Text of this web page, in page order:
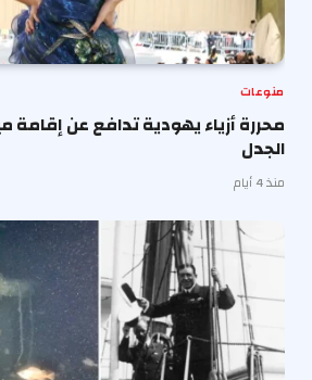
منوعات
محررة أزياء يهودية تدافع عن إقامة
الجدل
منذ 4 أيام